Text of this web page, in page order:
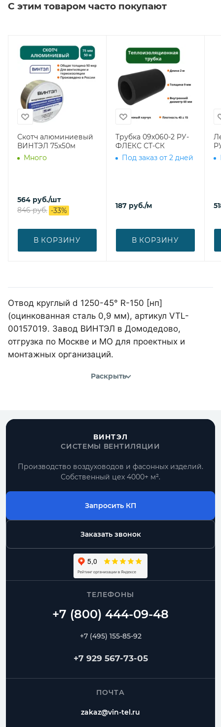
С этим товаром часто покупают
Скотч алюминиевый
ВИНТЭЛ 75х50м
Много
564 руб./шт
846руб. -33%
В КОРЗИНУ
Трубка 09х060-2 РУ-
ФЛЕКС СТ-СК
Под заказ от 2 дней
187 руб./м
В КОРЗИНУ
Отвод круглый d 1250-45° R-150 [нп]
(оцинкованная сталь 0,9 мм), артикул VTL-
00157019. Завод ВИНТЭЛ в Домодедово,
отгрузка по Москве и МО для проектных и
монтажных организаций.
Раскрыть
ВИНТЭЛ
СИСТЕМЫ ВЕНТИЛЯЦИИ
Производство воздуховодов и фасонных изделий.
Собственный цех 4000+ м².
Запросить КП
Заказать звонок
ТЕЛЕФОНЫ
+7 (495) 155-85-92
+7 929 567-73-05
ПОЧТА
zakaz@vin-tel.ru